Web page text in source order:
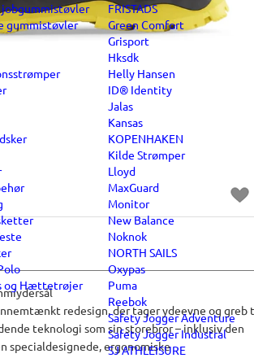
jobgummistøvler
gummistøvler
og Hættetrøjer
FRISTADS
Green Comfort
Grisport
Hksdk
Helly Hansen
ID® Identity
Jalas
Kansas
KOPENHAKEN
Kilde Strømper
Lloyd
MaxGuard
Monitor
New Balance
Noknok
NORTH SAILS
Oxypas
Puma
Reebok
Safety Jogger Adventure
Safety Jogger Industral
SJ ATHLEISURE
redesign, der tager ydeevne og greb
teknologi som sin storebror – inklusiv den
ergonomiske